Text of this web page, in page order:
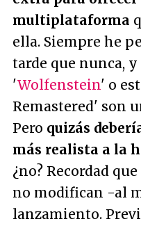
multiplataforma
ella. Siempre he
tarde que nunca,
'Wolfenstein' o
Remastered' son
Pero quizás
más realista a la
¿no? Recordad
no modifican -al
lanzamiento.